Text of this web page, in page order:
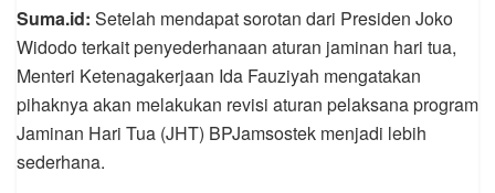
Suma.id: Setelah mendapat sorotan dari Presiden Joko
Widodo terkait penyederhanaan aturan jaminan hari tua,
Menteri Ketenagakerjaan Ida Fauziyah mengatakan
pihaknya akan melakukan revisi aturan pelaksana program
Jaminan Hari Tua (JHT) BPJamsostek menjadi lebih
sederhana.